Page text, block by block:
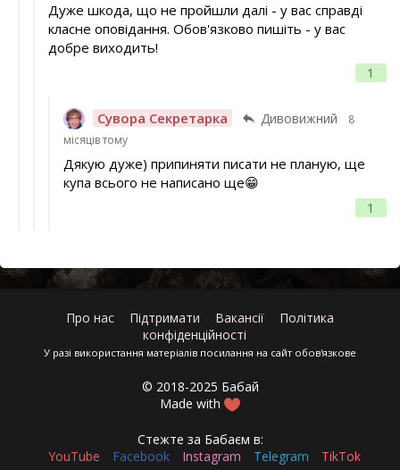
1
Дуже шкода, що не пройшли далі - у вас справді
класне оповідання. Обов'язково пишіть - у вас
добре виходить!
Сувора Секретарка Дивовижний
8
місяців тому
1
Дякую дуже) припиняти писати не планую, ще
купа всього не написано ще😁
Про нас Підтримати Вакансії
Політика
конфіденційності
У разі використання матеріалів посилання на сайт обов'язкове
© 2018-2025 Бабай
Made with
Стежте за Бабаєм в:
YouTube
Facebook Instagram Telegram TikTok